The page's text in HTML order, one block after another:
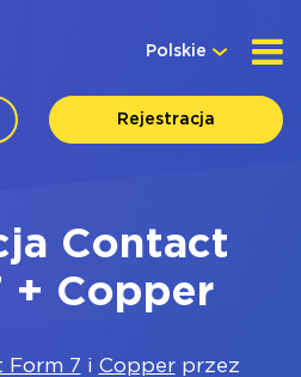
Polskie
Rejestracja
Contact
+ Copper
Form 7 i Copperprzez